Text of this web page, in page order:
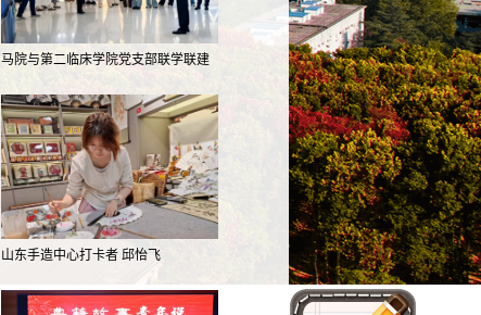
马院与第二临床学院党支部联学联建
参…
山东手造中心打卡者 邱怡飞